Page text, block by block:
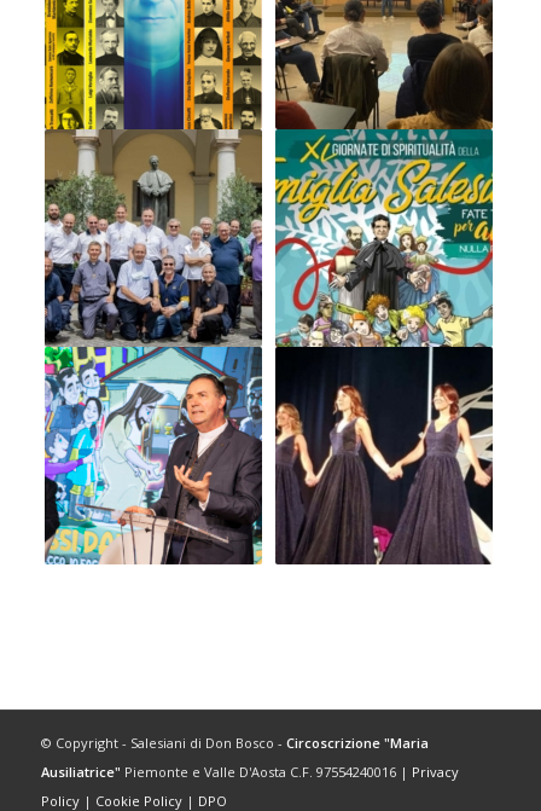
© Copyright - Salesiani di Don Bosco - Circoscrizione "Maria
Ausiliatrice" Piemonte e Valle D'Aosta C.F. 97554240016 | Privacy
Policy| Cookie Policy| DPO